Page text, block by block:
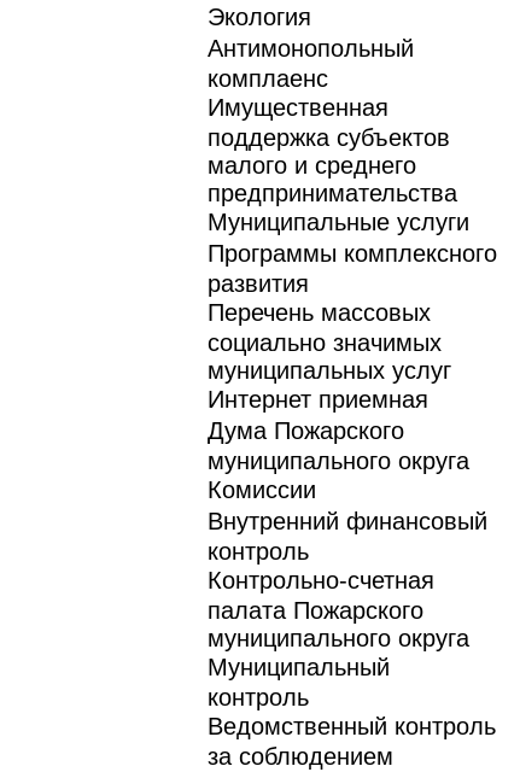
Экология
Антимонопольный
комплаенс
Имущественная
поддержка субъектов
малого и среднего
предпринимательства
Муниципальные услуги
Программы комплексного
развития
Перечень массовых
социально значимых
муниципальных услуг
Интернет приемная
Дума Пожарского
муниципального округа
Комиссии
Внутренний финансовый
контроль
Контрольно-счетная
палата Пожарского
муниципального округа
Муниципальный
контроль
Ведомственный контроль
за соблюдением